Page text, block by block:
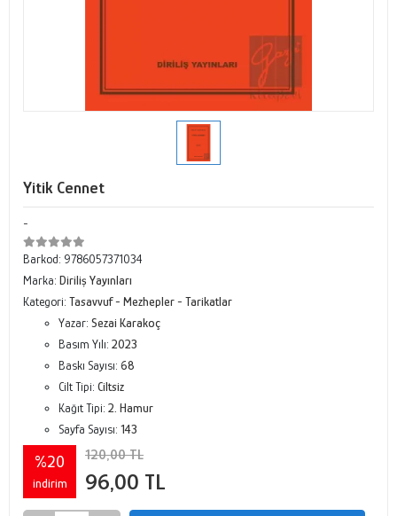
Yitik Cennet
-
Barkod: 9786057371034
Marka: Diriliş Yayınları
Kategori: Tasavvuf - Mezhepler - Tarikatlar
Yazar: Sezai Karakoç
Basım Yılı: 2023
Baskı Sayısı: 68
Cilt Tipi: Ciltsiz
Kağıt Tipi: 2. Hamur
Sayfa Sayısı: 143
%20
indirim
120,00 TL
96,00 TL